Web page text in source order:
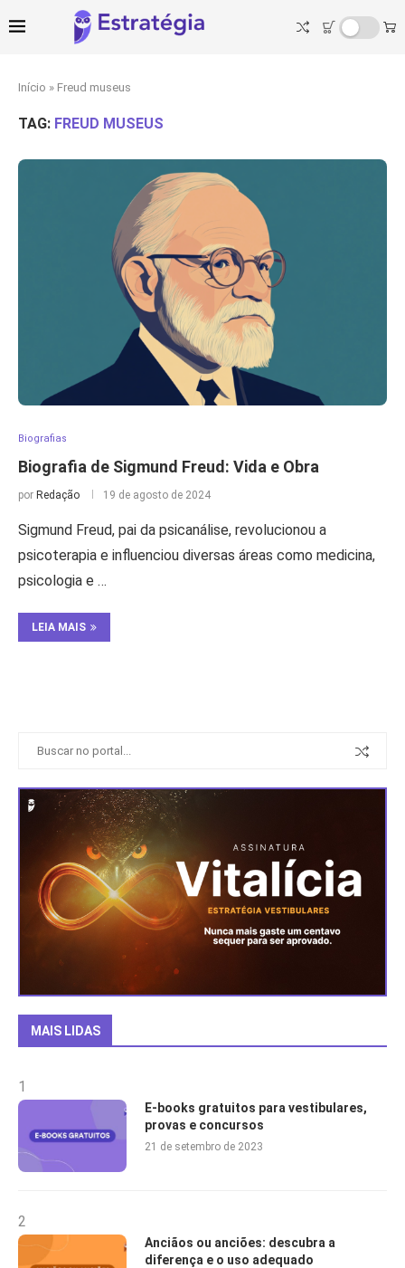
Início » Freud museus
TAG: FREUD MUSEUS
Biografias
Biografia de Sigmund Freud: Vida e Obra
por Redação 19 de agosto de 2024
Sigmund Freud, pai da psicanálise, revolucionou a
psicoterapia e influenciou diversas áreas como medicina,
psicologia e …
LEIA MAIS
MAIS LIDAS
1
E-books gratuitos para vestibulares,
provas e concursos
21 de setembro de 2023
2
Anciãos ou anciões: descubra a
diferença e o uso adequado